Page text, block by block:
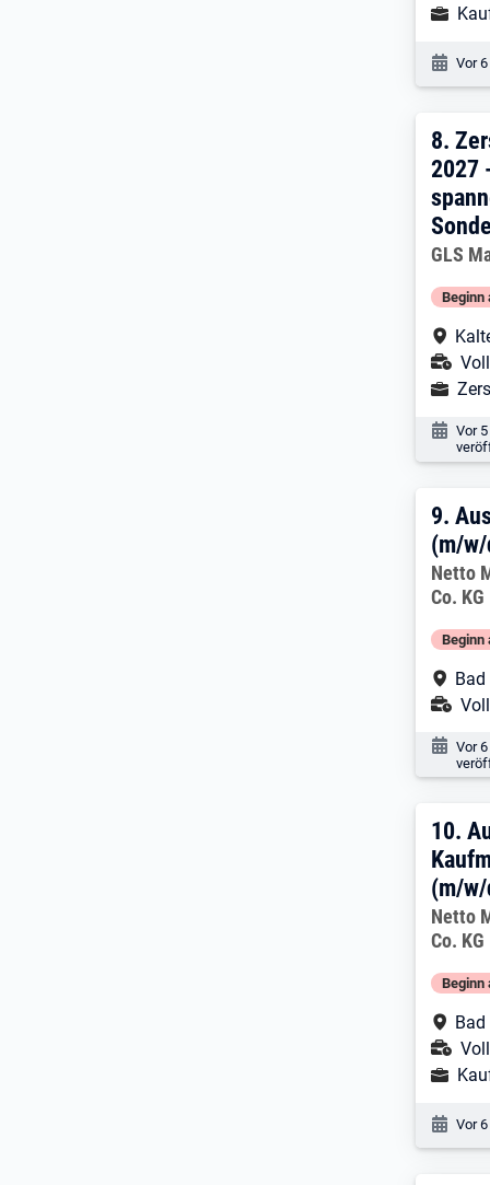
Vor
8.
8.
2027
GLS
Beginn
Vor
9.
9.
(m/
Netto
Co. KG
Beginn
Vor
10.
10.
(m/
Netto
Co. KG
Beginn
Vor